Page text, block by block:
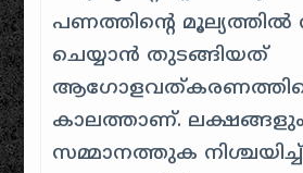
പണത്തിന്റെ മൂല്യത്തിൽ
ചെയ്യാൻ തുടങ്ങിയത്
കാലത്താണ്.
സമ്മാനത്തുക നിശ്ചയിച്ച്